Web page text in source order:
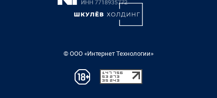
© ООО «Интернет Технологии»